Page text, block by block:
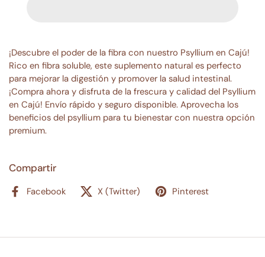
¡Descubre el poder de la fibra con nuestro Psyllium en Cajú!
Rico en fibra soluble, este suplemento natural es perfecto
para mejorar la digestión y promover la salud intestinal.
¡Compra ahora y disfruta de la frescura y calidad del Psyllium
en Cajú! Envío rápido y seguro disponible. Aprovecha los
beneficios del psyllium para tu bienestar con nuestra opción
premium.
Compartir
Facebook X (Twitter) Pinterest